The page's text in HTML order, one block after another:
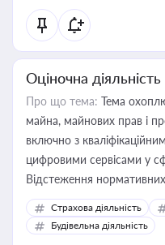
Оціночна діяльність
Про що тема: Тема
майна, майнових прав і
включно з
цифровими сервісами у
Відстеження нормативних
корисне для власника
бухгалтера під час
державного майна,
Страхова діяльність
Будівельна діяльність